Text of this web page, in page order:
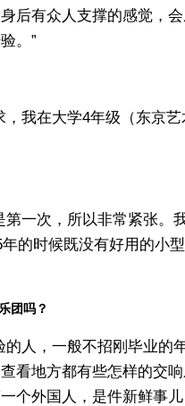
后有众人支撑的感觉，
。”
我在大学4年级（东京
一次，所以非常紧张。
的时候既没有好用的小
团吗？
人，一般不招刚毕业的
看地方都有些怎样的交
个外国人，是件新鲜事